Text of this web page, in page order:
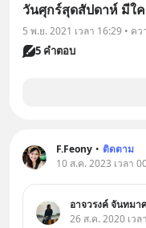
วันศุกร์สุดสัปดาห์ มีใ
5 พ.ย. 2021 เวลา 16:29 • ค
5 คำตอบ
F.Feony • ติดตาม
10 ส.ค. 2023 เวลา
อาจวรงค์ จันทมา
26 ส.ค. 2020 เว